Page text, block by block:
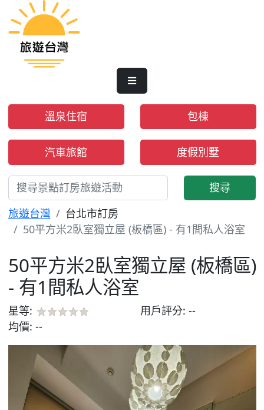
溫泉住宿 包棟
汽車旅館 度假別墅
搜尋
旅遊台灣
台北市訂房
50平方米2臥室獨立屋 (板橋區) - 有1間私人浴室
50平方米2臥室獨立屋 (板橋區)
- 有1間私人浴室
星等: 用戶評分: --
均價: --